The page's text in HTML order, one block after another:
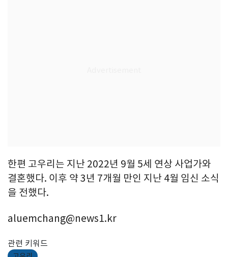
한편 고우리는 지난 2022년 9월 5세 연상 사업가와
결혼했다. 이후 약 3년 7개월 만인 지난 4월 임신 소식
을 전했다.
aluemchang@news1.kr
관련 키워드